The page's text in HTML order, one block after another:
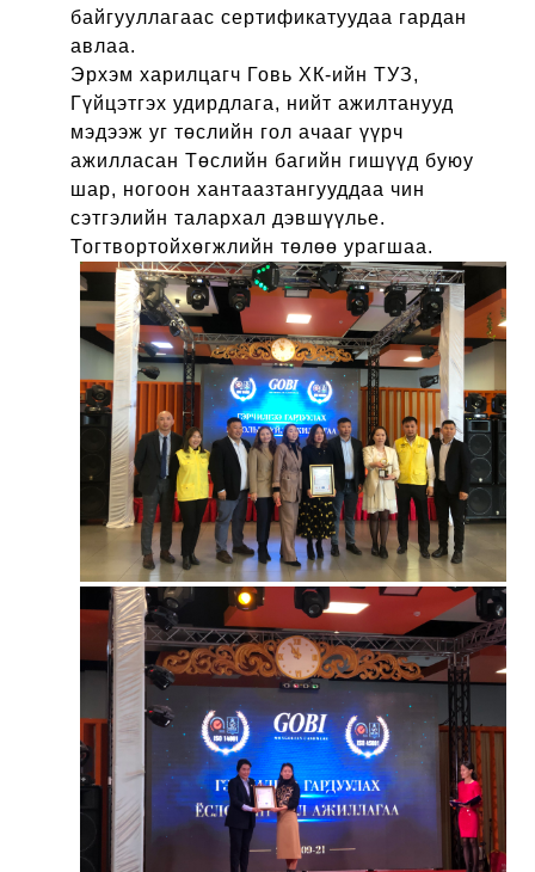
байгууллагаас сертификатуудаа гардан
авлаа.
Эрхэм харилцагч Говь ХК-ийн ТУЗ,
Гүйцэтгэх удирдлага, нийт ажилтанууд
мэдээж уг төслийн гол ачааг үүрч
ажилласан Төслийн багийн гишүүд буюу
шар, ногоон хантаазтангууддаа чин
сэтгэлийн талархал дэвшүүлье.
Тогтвортойхөгжлийн төлөө урагшаа.